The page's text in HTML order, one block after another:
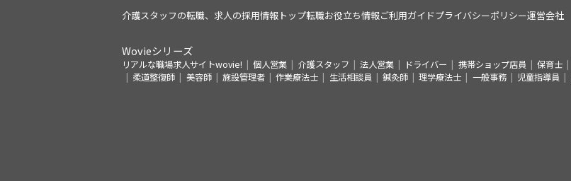
介護スタッフの転職、求人の採用情報トップ転職お役立ち情報ご利用ガイドプライバシーポリシー運営会社
Wovieシリーズ
リアルな職場求人サイトwovie! 個人営業 介護スタッフ 法人営業 ドライバー 携帯ショップ店員 保育士
柔道整復師
美容師 施設管理者 作業療法士 生活相談員 鍼灸師 理学療法士 一般事務 児童指導員